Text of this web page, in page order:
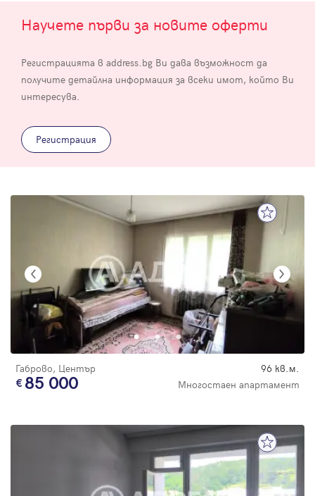
Научете първи за новите оферти
Регистрацията в address.bg Ви дава възможност да
получите детайлна информация за всеки имот, който Ви
интересува.
Регистрация
Габрово, Център 96 кв.м.
85 000 Многостаен апартамент